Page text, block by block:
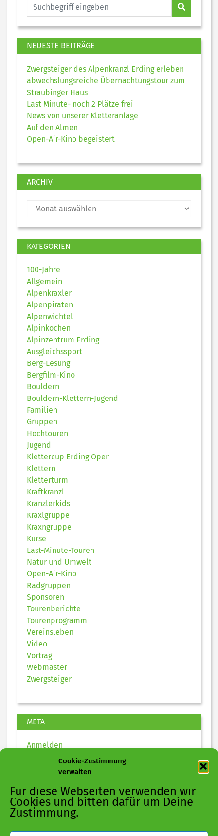
Cookie-Zustimmung
verwalten
Für diese Webseiten verwenden wir
Cookies und bitten dafür um Deine
Zustimmung.
NEUESTE BEITRÄGE
Zwergsteiger des Alpenkranzl Erding erleben
abwechslungsreiche Übernachtungstour zum
Straubinger Haus
Last Minute- noch 2 Plätze frei
News von unserer Kletteranlage
Auf den Almen
Open-Air-Kino begeistert
ARCHIV
KATEGORIEN
100-Jahre
Allgemein
Alpenkraxler
Alpenpiraten
Alpenwichtel
Alpinkochen
Alpinzentrum Erding
Ausgleichssport
Berg-Lesung
Bergfilm-Kino
Bouldern
Bouldern-Klettern-Jugend
Familien
Gruppen
Hochtouren
Jugend
Klettercup Erding Open
Klettern
Kletterturm
Kraftkranzl
Kranzlerkids
Kraxlgruppe
Kraxngruppe
Kurse
Last-Minute-Touren
Natur und Umwelt
Open-Air-Kino
Radgruppen
Sponsoren
Tourenberichte
Tourenprogramm
Vereinsleben
Video
Vortrag
Webmaster
Zwergsteiger
META
Anmelden
Eintrags-Feed
Kommentar-Feed